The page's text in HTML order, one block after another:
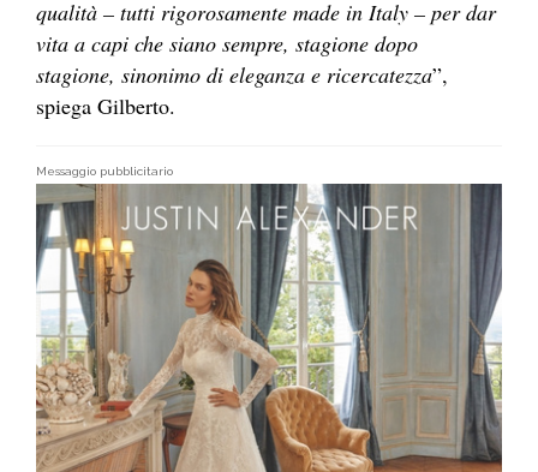
qualità – tutti rigorosamente made in Italy – per dar
vita a capi che siano sempre, stagione dopo
stagione, sinonimo di eleganza e ricercatezza”,
spiega Gilberto.
Messaggio pubblicitario